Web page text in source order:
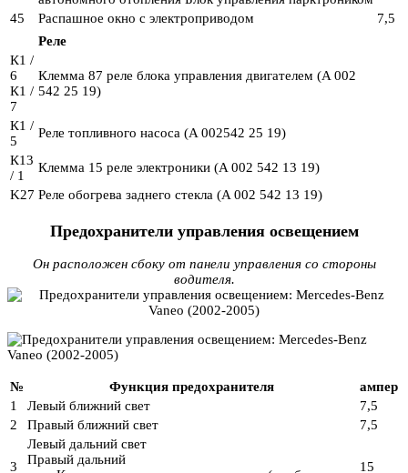
45
Распашное окно с электроприводом
7,5
Реле
К1 /
6
К1 /
7
Клемма 87 реле блока управления двигателем (A 002
542 25 19)
К1 /
5
Реле топливного насоса (A 002542 25 19)
К13
/ 1
Клемма 15 реле электроники (A 002 542 13 19)
K27 Реле обогрева заднего стекла (A 002 542 13 19)
Предохранители управления освещением
Он расположен сбоку от панели управления со стороны
водителя.
№ Функция предохранителя
ампер
1
Левый ближний свет
7,5
2
Правый ближний свет 7,5
3
Левый дальний свет
Правый дальний
15